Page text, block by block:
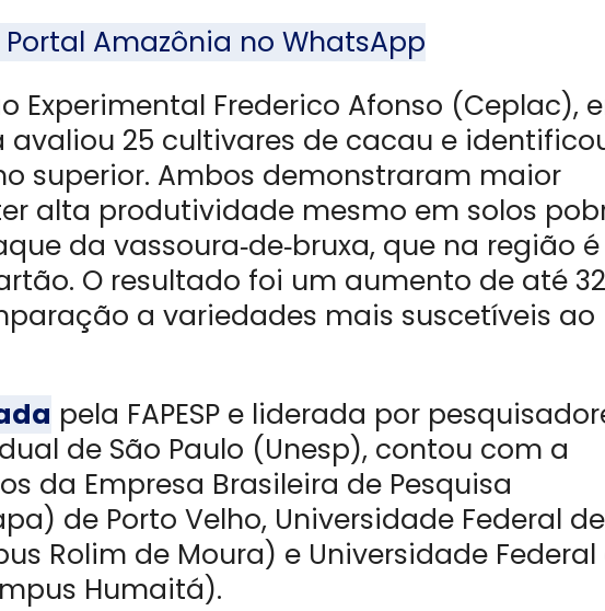
Amazônia no WhatsApp
Experimental Frederico Afonso (Ceplac),
avaliou 25 cultivares de cacau e
superior. Ambos demonstraram maior
alta produtividade mesmo em solos
da vassoura‑de‑bruxa, que na região é
O resultado foi um aumento de até
a variedades mais suscetíveis ao
pela FAPESP e liderada por
de São Paulo (Unesp), contou com a
da Empresa Brasileira de Pesquisa
de Porto Velho, Universidade Federal de
Rolim de Moura) e Universidade Federal
Humaitá).